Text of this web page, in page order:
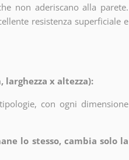
non aderiscano alla parete.
resistenza superficiale e
x altezza):
con ogni dimensione
lo stesso, cambia solo la